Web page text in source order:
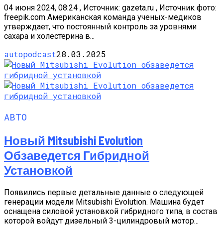
04 июня 2024, 08:24 , Источник: gazeta.ru , Источник фото:
freepik.com Американская команда ученых-медиков
утверждает, что постоянный контроль за уровнями
сахара и холестерина в...
autopodcast28.03.2025
АВТО
Новый Mitsubishi Evolution
Обзаведется Гибридной
Установкой
Появились первые детальные данные о следующей
генерации модели Mitsubishi Evolution. Машина будет
оснащена силовой установкой гибридного типа, в состав
которой войдут дизельный 3-цилиндровый мотор...